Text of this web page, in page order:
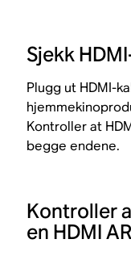
Sjekk
Plugg ut HDMI-
Kontroller at
begge endene.
Kontroller
en HDMI